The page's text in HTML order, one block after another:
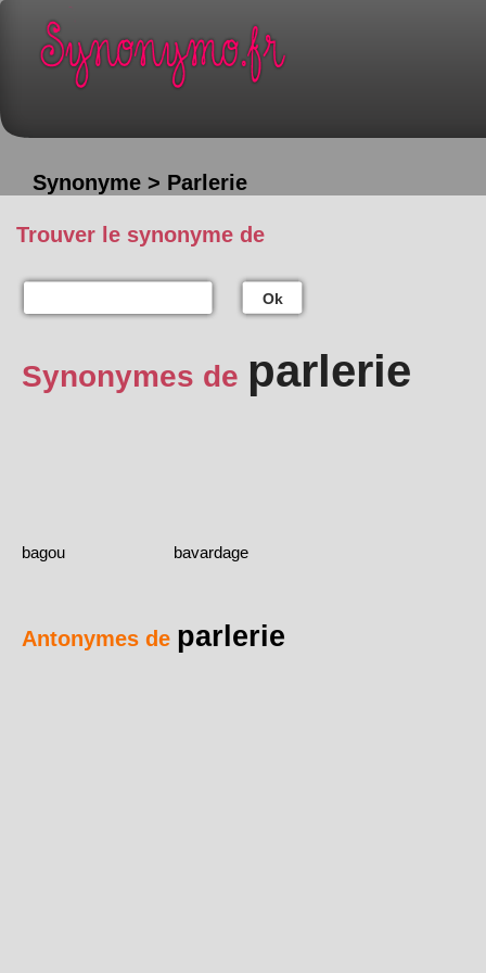
Synonyme > Parlerie
Trouver le synonyme de
Ok
Synonymes de parlerie
bagou bavardage
Antonymes de parlerie